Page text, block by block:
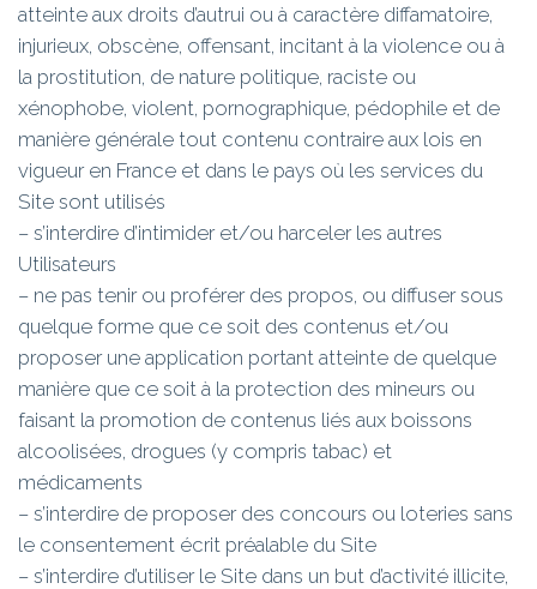
atteinte aux droits d’autrui ou à caractère diffamatoire,
injurieux, obscène, offensant, incitant à la violence ou à
la prostitution, de nature politique, raciste ou
xénophobe, violent, pornographique, pédophile et de
manière générale tout contenu contraire aux lois en
vigueur en France et dans le pays où les services du
Site sont utilisés
– s’interdire d’intimider et/ou harceler les autres
Utilisateurs
– ne pas tenir ou proférer des propos, ou diffuser sous
quelque forme que ce soit des contenus et/ou
proposer une application portant atteinte de quelque
manière que ce soit à la protection des mineurs ou
faisant la promotion de contenus liés aux boissons
alcoolisées, drogues (y compris tabac) et
médicaments
– s’interdire de proposer des concours ou loteries sans
le consentement écrit préalable du Site
– s’interdire d’utiliser le Site dans un but d’activité illicite,